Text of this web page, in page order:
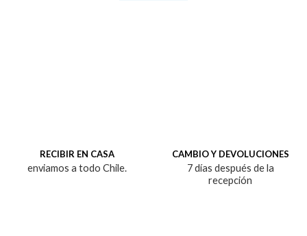
RECIBIR EN CASA
enviamos a todo Chile.
CAMBIO Y DEVOLUCIONES
7 días después de la
recepción